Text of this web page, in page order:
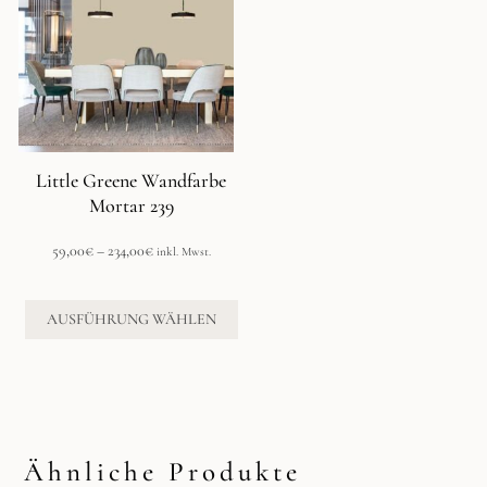
Little Greene Wandfarbe
Mortar 239
59,00€–234,00€Preisspanne:
234,00€
inkl. Mwst.
AUSFÜHRUNG WÄHLEN
mehrere
auf.
Optionen
können
auf
der
gewählt
werden
Ähnliche Produkte